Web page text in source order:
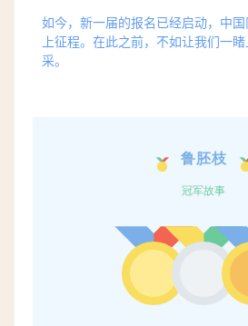
如今，新一届的报名已经启动，中
上征程。在此之前，不如让我们一
采。
鲁胚枝
冠军故事